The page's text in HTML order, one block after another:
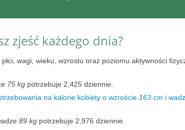
zjeść każdego dnia?
wagi, wieku, wzrostu oraz poziomu aktywności
75 kg potrzebuje 2,425 dziennie.
na kalorie kobiety o wzroście 163 cm i
89 kg potrzebuje 2,976 dziennie.